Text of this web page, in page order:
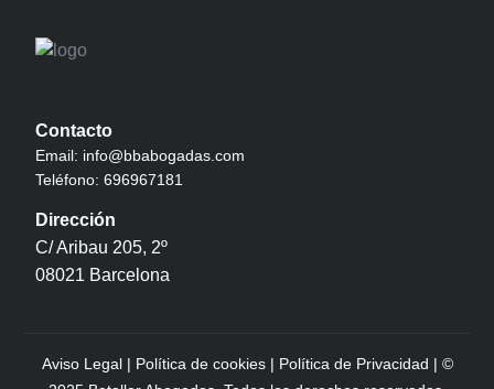
Contacto
Email: info@bbabogadas.com
Teléfono:696967181
Dirección
C/ Aribau 205, 2º
08021 Barcelona
Aviso Legal| Política de cookies| Política de Privacidad | ©